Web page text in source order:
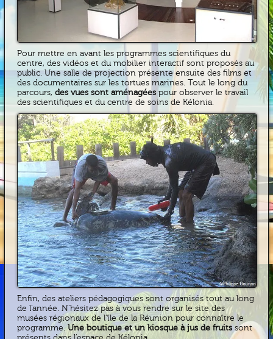
Pour mettre en avant les programmes scientifiques du
centre, des vidéos et du mobilier interactif sont proposés au
public. Une salle de projection présente ensuite des films et
des documentaires sur les tortues marines. Tout le long du
parcours,des vues sont aménagées pour observer le travail
des scientifiques et du centre de soins de Kélonia.
Enfin, des ateliers pédagogiques sont organisés tout au long
de l’année. N’hésitez pas à vous rendre sur le site des
musées régionaux de l’île de la Réunion pour connaître le
programme. Une boutique et un kiosque à jus de fruitssont